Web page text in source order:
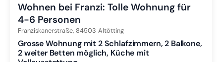
Wohnen bei Franzi: Tolle Wohnung für
4-6 Personen
Franziskanerstraße, 84503 Altötting
Grosse Wohnung mit 2 Schlafzimmern, 2 Balkone,
2 weiter Betten möglich, Küche mit